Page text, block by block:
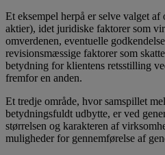
Et eksempel herpå er selve valget
aktier), idet juridiske faktorer som
omverdenen, eventuelle
revisionsmæssige faktorer som
betydning for klientens retsstilling
fremfor en anden.
Et tredje område, hvor samspillet
betydningsfuldt udbytte, er ved
størrelsen og karakteren af
muligheder for gennemførelse af